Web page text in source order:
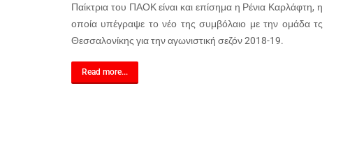
Παίκτρια του ΠΑΟΚ είναι και επίσημα η Ρένια Καρλάφτη, η
οποία υπέγραψε το νέο της συμβόλαιο με την ομάδα τς
Θεσσαλονίκης για την αγωνιστική σεζόν 2018-19.
Read more...